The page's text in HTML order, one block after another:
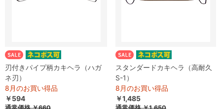
刃付きパイプ柄カキヘラ（ハガ
ネ刃）
8月のお買い得品
￥594
スタンダードカキヘラ（高耐久
S-1）
8月のお買い得品
￥1,485